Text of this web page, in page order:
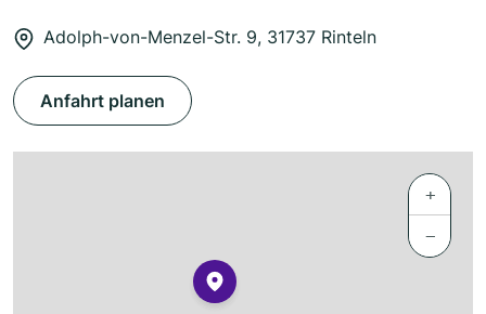
Adolph-von-Menzel-Str. 9, 31737 Rinteln
Anfahrt planen
+
−